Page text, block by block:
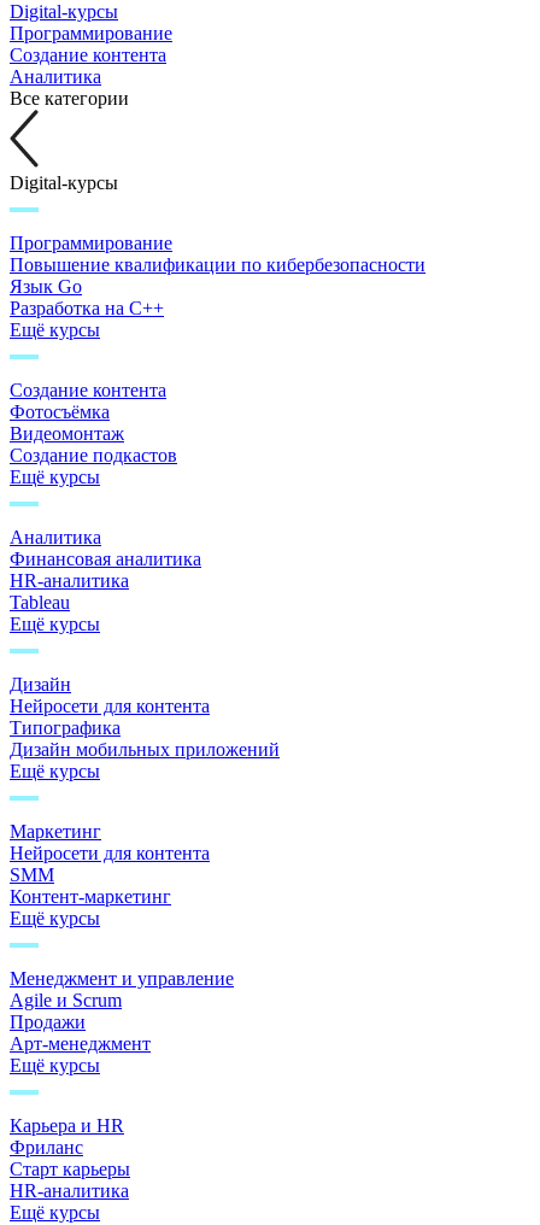
Digital-курсы
Программирование
Создание контента
Аналитика
Все категории
Digital-курсы
Программирование
Повышение квалификации по кибербезопасности
Язык Go
Разработка на C++
Ещё курсы
Создание контента
Фотосъёмка
Видеомонтаж
Создание подкастов
Ещё курсы
Аналитика
Финансовая аналитика
HR-аналитика
Tableau
Ещё курсы
Дизайн
Нейросети для контента
Типографика
Дизайн мобильных приложений
Ещё курсы
Маркетинг
Нейросети для контента
SMM
Контент-маркетинг
Ещё курсы
Менеджмент и управление
Agile и Scrum
Продажи
Арт-менеджмент
Ещё курсы
Карьера и HR
Фриланс
Старт карьеры
HR-аналитика
Ещё курсы